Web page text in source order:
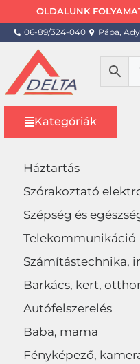
OLDALUNK
06-89/324-040 Pápa,
Kategóriák
Háztartás
Szórakoztató
Szépség és
Telekommunikáció
Számítástechnika,
Barkács, kert,
Autófelszerelés
Baba, mama
Fényképező,